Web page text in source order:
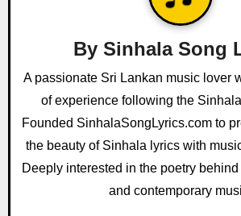
g
t
i
By Sinhala Song
A passionate Sri Lankan music lover
of experience following the
Founded SinhalaSongLyrics.com to
the beauty of Sinhala lyrics with
Deeply interested in the poetry
and contemporary